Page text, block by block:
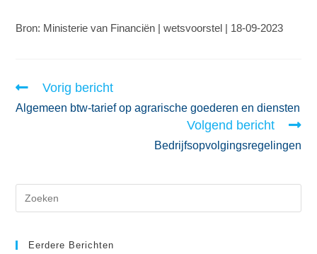
Bron: Ministerie van Financiën | wetsvoorstel | 18-09-2023
Vorig bericht
Algemeen btw-tarief op agrarische goederen en diensten
Volgend bericht
Bedrijfsopvolgingsregelingen
Eerdere Berichten